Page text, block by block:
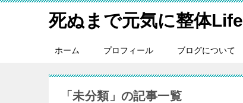
死ぬまで元気に整体Life
ホーム プロフィール ブログについて
「未分類」の記事一覧